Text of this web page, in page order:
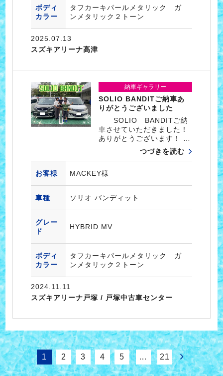
ボディ
カラー
タフカーキパールメタリック ガ
ンメタリック２トーン
2025.07.13
スズキアリーナ高津
納車ギャラリー
SOLIO BANDITご納車あ
りがとうございました
SOLIO BANDITご納
車させていただきました！
ありがとうございます！ …
つづきを読む
お客様 MACKEY様
車種 ソリオ バンディット
グレー
ド
HYBRID MV
ボディ
カラー
タフカーキパールメタリック ガ
ンメタリック２トーン
2024.11.11
スズキアリーナ戸塚 / 戸塚中古車センター
1 2 3 4 5 … 21